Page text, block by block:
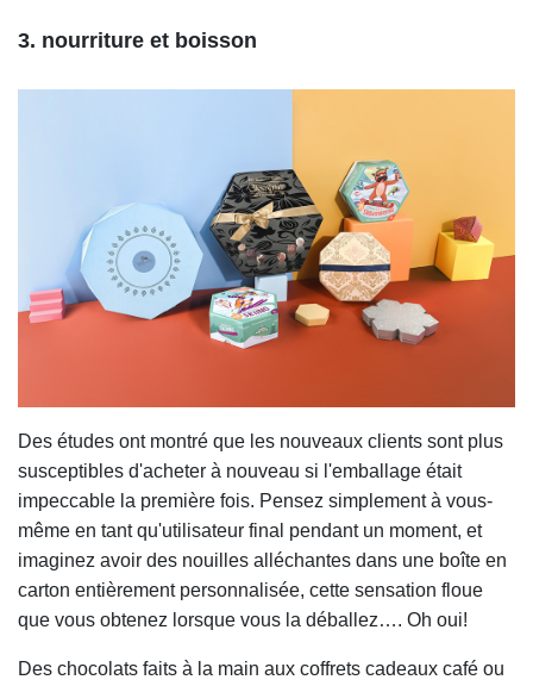
3. nourriture et boisson
Des études ont montré que les nouveaux clients sont plus
susceptibles d'acheter à nouveau si l'emballage était
impeccable la première fois. Pensez simplement à vous-
même en tant qu'utilisateur final pendant un moment, et
imaginez avoir des nouilles alléchantes dans une boîte en
carton entièrement personnalisée, cette sensation floue
que vous obtenez lorsque vous la déballez…. Oh oui!
Des chocolats faits à la main aux coffrets cadeaux café ou